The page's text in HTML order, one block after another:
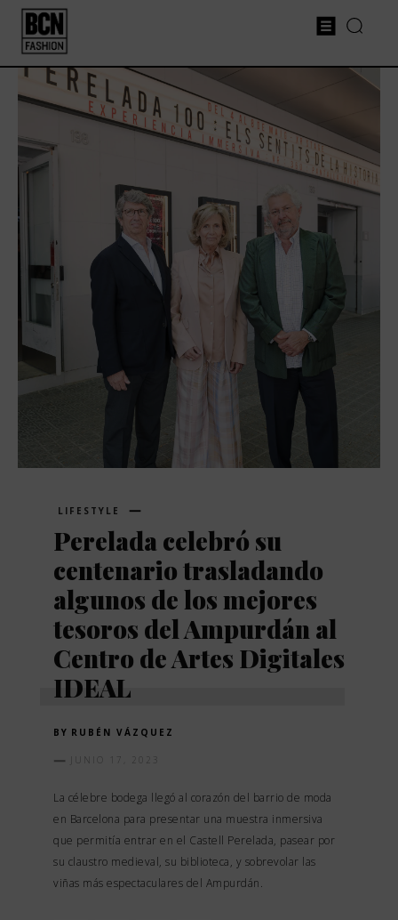
LIFESTYLE
Perelada celebró su
centenario trasladando
algunos de los mejores
tesoros del Ampurdán al
Centro de Artes Digitales
IDEAL
BY RUBÉN VÁZQUEZ
JUNIO 17, 2023
La célebre bodega llegó al corazón del barrio de moda
en Barcelona para presentar una muestra inmersiva
que permitía entrar en el Castell Perelada, pasear por
su claustro medieval, su biblioteca, y sobrevolar las
viñas más espectaculares del Ampurdán.